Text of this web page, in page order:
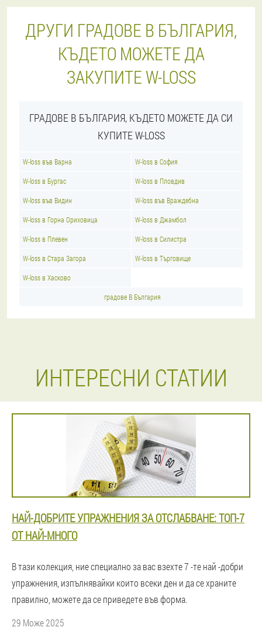
ДРУГИ ГРАДОВЕ В БЪЛГАРИЯ,
КЪДЕТО МОЖЕТЕ ДА
ЗАКУПИТЕ W-LOSS
ГРАДОВЕ В БЪЛГАРИЯ, КЪДЕТО МОЖЕТЕ ДА СИ
КУПИТЕ W-LOSS
W-loss във Варна W-loss в София
W-loss в Бургас W-loss в Пловдив
W-loss във Видин W-loss във Враждебна
W-loss в Горна Ориховица W-loss в Джамбол
W-loss в Плевен W-loss в Силистра
W-loss в Стара Загора W-loss в Търговище
W-loss в Хасково
градове В България
ИНТЕРЕСНИ СТАТИИ
НАЙ-ДОБРИТЕ УПРАЖНЕНИЯ ЗА ОТСЛАБВАНЕ: ТОП-7
ОТ НАЙ-МНОГО
В тази колекция, ние специално за вас взехте 7 -те най -добри
упражнения, изпълнявайки които всеки ден и да се храните
правилно, можете да се приведете във форма.
29 Може 2025